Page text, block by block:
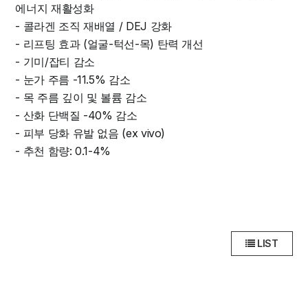
에너지 재활성화
- 콜라겐 조직 재배열 / DEJ 강화
- 리프팅 효과 (얼굴-턱선-목) 탄력 개선
- 기미/잡티 감소
- 눈가 주름 -11.5% 감소
- 목 주름 깊이 및 볼륨 감소
- 산화 단백질 -40% 감소
- 피부 당화 유발 없음 (ex vivo)
- 추천 함량: 0.1-4%
LIST